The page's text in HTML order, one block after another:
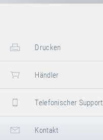
Drucken
Händler
Telefonischer Support
Kontakt